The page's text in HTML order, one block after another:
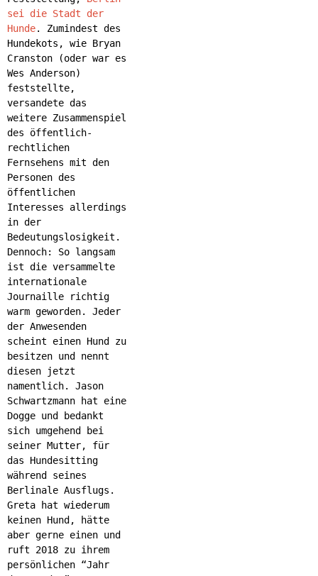
sei die Stadt der
Hunde. Zumindest des
Hundekots, wie Bryan
Cranston (oder war es
Wes Anderson)
feststellte,
versandete das
weitere Zusammenspiel
des öffentlich-
rechtlichen
Fernsehens mit den
Personen des
öffentlichen
Interesses allerdings
in der
Bedeutungslosigkeit.
Dennoch: So langsam
ist die versammelte
internationale
Journaille richtig
warm geworden. Jeder
der Anwesenden
scheint einen Hund zu
besitzen und nennt
diesen jetzt
namentlich. Jason
Schwartzmann hat eine
Dogge und bedankt
sich umgehend bei
seiner Mutter, für
das Hundesitting
während seines
Berlinale Ausflugs.
Greta hat wiederum
keinen Hund, hätte
aber gerne einen und
ruft 2018 zu ihrem
persönlichen “Jahr